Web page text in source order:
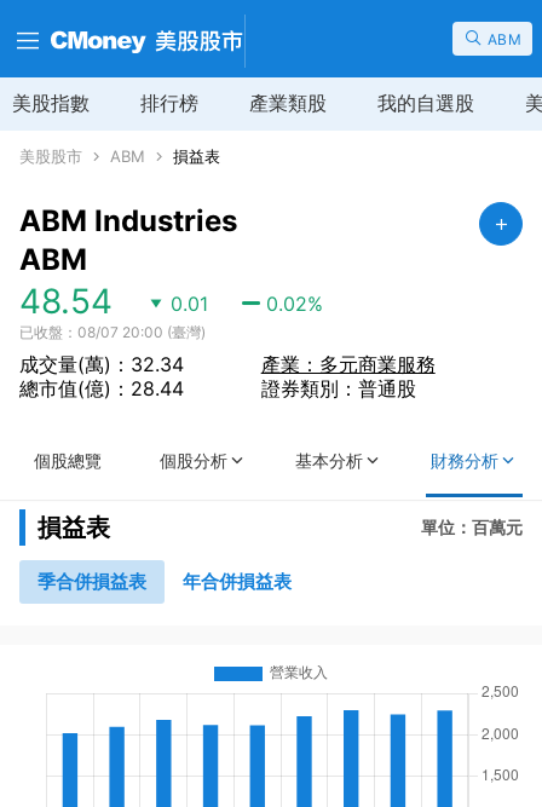
ABM
美股指數 排行榜 產業類股 我的自選股
美股股市 ABM 損益表
ABM Industries
ABM
48.54 0.01 0.02%
已收盤：08/07 20:00 (臺灣)
成交量(萬)：32.34
總市值(億)：28.44
產業：多元商業服務
證券類別：普通股
個股總覽 個股分析 基本分析 財務分析
損益表 單位：百萬元
季合併損益表 年合併損益表